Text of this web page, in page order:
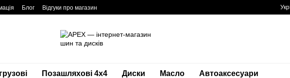
Блог Відгуки про магазин Укр
Позашляхові 4х4 Диски Масло Автоаксесуари